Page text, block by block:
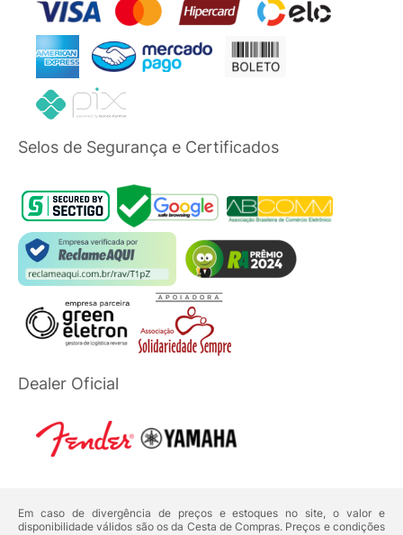
Selos de Segurança e Certificados
Dealer Oficial
Em caso de divergência de preços e estoques no site, o valor e
disponibilidade válidos são os da Cesta de Compras. Preços e condições